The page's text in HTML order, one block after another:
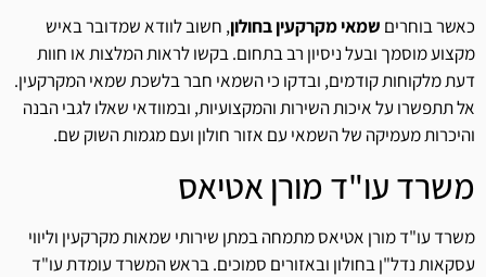
כאשר בוחרים שמאי מקרקעין בחולון, חשוב לוודא שמדובר באיש
מקצוע מוסמך ובעל ניסיון רב בתחום. בקשו לראות המלצות או חוות
דעת מלקוחות קודמים, ובדקו כי השמאי חבר בלשכת שמאי המקרקעין.
אל תתפשרו על איכות השירות והמקצועיות, ובמוודאי שאלו לגבי הבנה
והיכרות מעמיקה של השמאי עם אזור חולון ועם מגמות השוק שם.
משרד עו"ד מורן אטיאס
משרד עו"ד מורן אטיאס מתמחה במתן שירותי שמאות מקרקעין וליווי
עסקאות נדל"ן בחולון ובאזורים סמוכים. בראש המשרד עומדת עו"ד